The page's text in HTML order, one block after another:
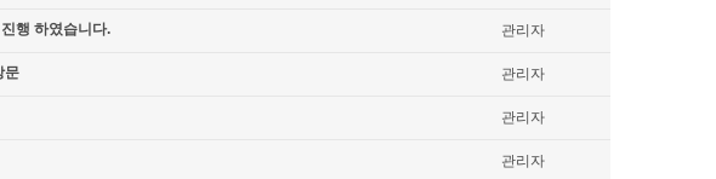
행 하였습니다. 관리자
문 관리자
관리자
관리자